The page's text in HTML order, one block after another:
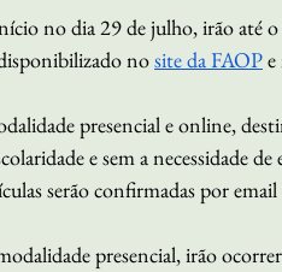
no dia 29 de julho, irão até o
no site da FAOP e
presencial e online,
e sem a necessidade
serão confirmadas por
presencial, irão